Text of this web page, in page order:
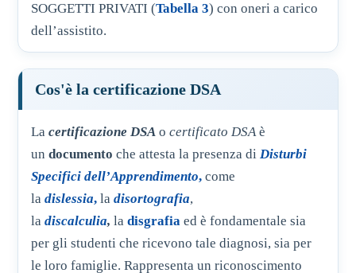
SOGGETTI PRIVATI (Tabella 3) con oneri a carico
dell’assistito.
Cos'è la certificazione DSA
La certificazione DSA o certificato DSA è
un documento che attesta la presenza diDisturbi
Specifici dell’Apprendimento, come
la dislessia, la disortografia,
la discalculia, la disgrafia ed è fondamentale sia
per gli studenti che ricevono tale diagnosi, sia per
le loro famiglie. Rappresenta un riconoscimento